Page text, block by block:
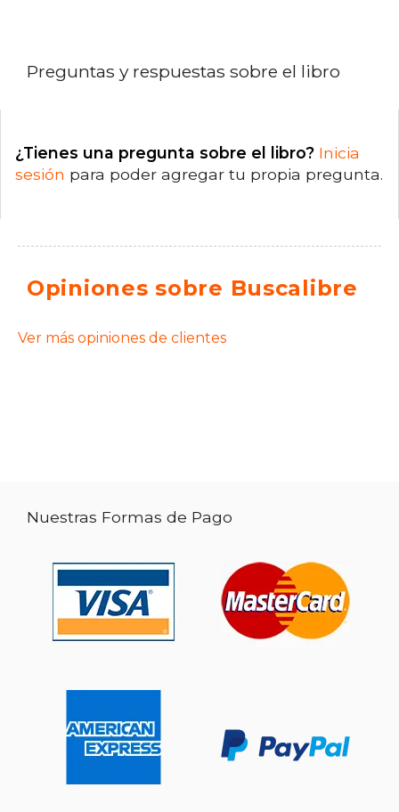
Preguntas y respuestas sobre el libro
¿Tienes una pregunta sobre el libro? Inicia
sesión para poder agregar tu propia pregunta.
Opiniones sobre Buscalibre
Ver más opiniones de clientes
Nuestras Formas de Pago